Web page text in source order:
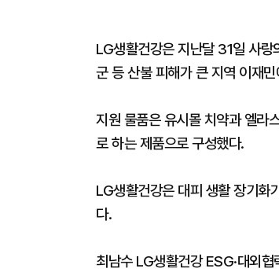
LG생활건강은 지난달 31일 사랑
군 등 산불 피해가 큰 지역 이재
지원 물품은 유시몰 치약과 엘라
로 하는 제품으로 구성했다.
LG생활건강은 대피 생활 장기화
다.
최남수 LG생활건강 ESG·대외